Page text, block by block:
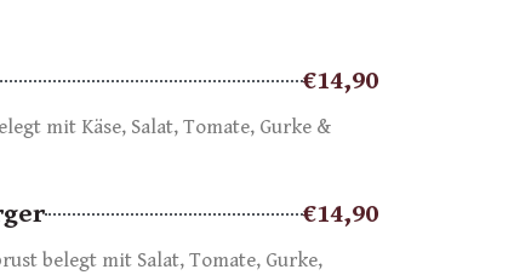
€14,90
mit Käse, Salat, Tomate, Gurke &
€14,90
belegt mit Salat, Tomate, Gurke,